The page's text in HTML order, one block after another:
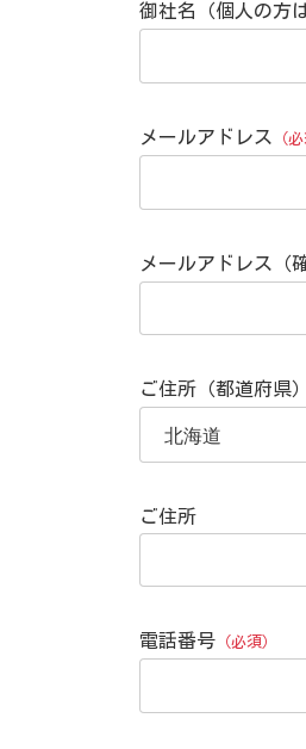
御社名（個人の方
メールアドレス （
メールアドレス（
ご住所（都道府県）
ご住所
電話番号 （必須）